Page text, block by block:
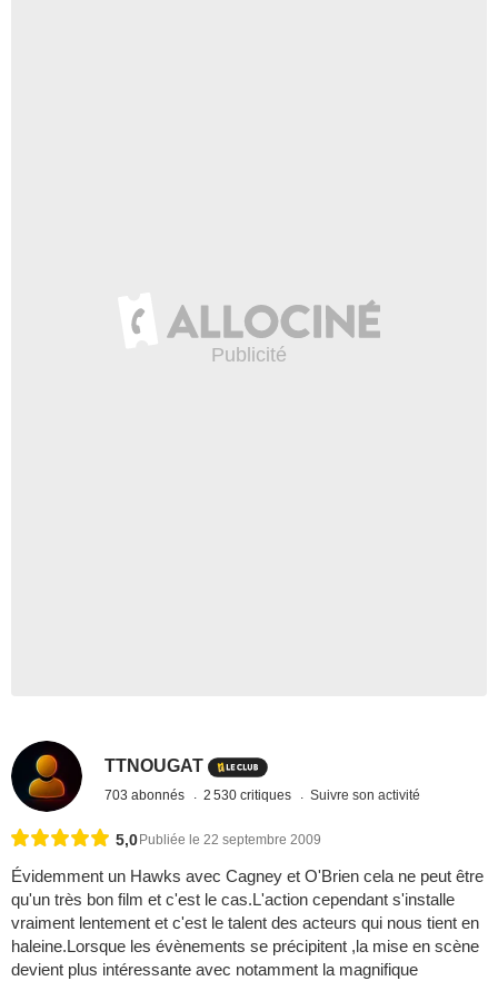
TTNOUGAT
703 abonnés 2 530 critiques Suivre son activité
5,0 Publiée le 22 septembre 2009
Évidemment un Hawks avec Cagney et O'Brien cela ne peut être
qu'un très bon film et c'est le cas.L'action cependant s'installe
vraiment lentement et c'est le talent des acteurs qui nous tient en
haleine.Lorsque les évènements se précipitent ,la mise en scène
devient plus intéressante avec notamment la magnifique